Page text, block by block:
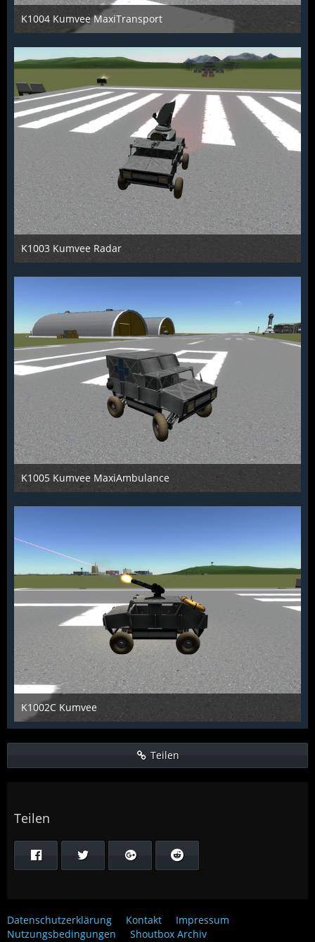
K1004 Kumvee MaxiTransport
KCST
26. Juni 2016
1.142
0 0
K1003 Kumvee Radar
KCST
26. Juni 2016
1.207
0 0
K1005 Kumvee MaxiAmbulance
KCST
26. Juni 2016
1.309
0 0
K1002C Kumvee
KCST
24. Juni 2016
Teilen
Teilen
Datenschutzerklärung Kontakt
Impressum
Nutzungsbedingungen
Shoutbox Archiv